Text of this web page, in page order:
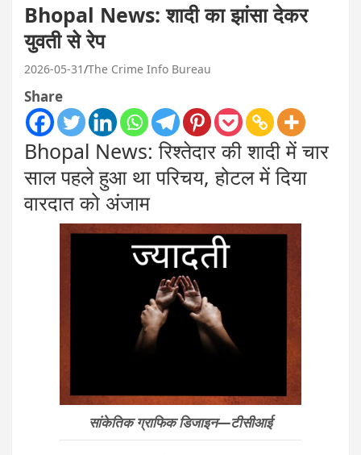
Bhopal News: शादी का झांसा देकर
युवती से रेप
2026-05-31 The Crime Info Bureau
Share
Bhopal News: रिश्तेदार की शादी में चार
साल पहले हुआ था परिचय, होटल में दिया
वारदात को अंजाम
सांकेतिक ग्राफिक डिजाइन—टीसीआई